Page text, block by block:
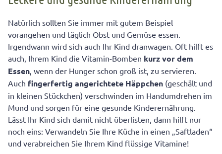
Flüssige Vitamine für Kinder
Unsere Rezepte für eine gesunde Kinderernährung
Natürlich sollten Sie immer mit gutem Beispiel
vorangehen und täglich Obst und Gemüse essen.
Irgendwann wird sich auch Ihr Kind dranwagen. Oft hilft es
auch, Ihrem Kind die Vitamin-Bomben kurz vor dem
Essen, wenn der Hunger schon groß ist, zu servieren.
Auch fingerfertig angerichtete Häppchen (geschält und
in kleinen Stückchen) verschwinden im Handumdrehen im
Mund und sorgen für eine gesunde Kinderernährung.
Lässt Ihr Kind sich damit nicht überlisten, dann hilft nur
noch eins: Verwandeln Sie Ihre Küche in einen „Saftladen“
und verabreichen Sie Ihrem Kind flüssige Vitamine!